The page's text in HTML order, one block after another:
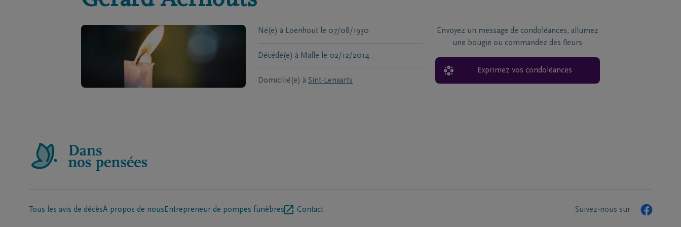
Né(e) à Loenhout le 07/08/1930
Décédé(e) à Malle le 02/12/2014
Domicilié(e) à Sint-Lenaarts
Envoyez un message de condoléances, allumez
une bougie ou commandez des fleurs
Exprimez vos condoléances
Tous les avis de décèsÀ propos de nous Entrepreneur de pompes funèbres Contact Suivez-nous sur